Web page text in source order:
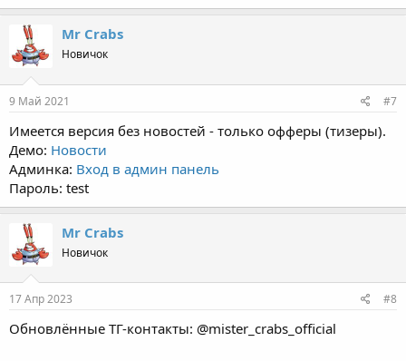
Mr Crabs
Новичок
9 Май 2021 #7
Имеется версия без новостей - только офферы (тизеры).
Демо: Новости
Админка: Вход в админ панель
Пароль: test
Mr Crabs
Новичок
17 Апр 2023 #8
Обновлённые ТГ-контакты: @mister_crabs_official